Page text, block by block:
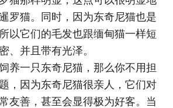
罗猫。同时，因为东奇尼猫也是
以它们的毛发也跟缅甸猫一样短
、并且带有光泽。
养一只东奇尼猫，那么你不用担
，因为东奇尼猫很亲人，它们对
友善，甚至会显得极为好客。当